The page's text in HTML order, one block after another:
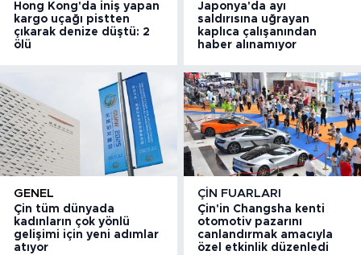
Hong Kong'da iniş yapan
kargo uçağı pistten
çıkarak denize düştü: 2
ölü
Japonya'da ayı
saldırısına uğrayan
kaplıca çalışanından
haber alınamıyor
GENEL
Çin tüm dünyada
kadınların çok yönlü
gelişimi için yeni adımlar
atıyor
ÇIN FUARLARI
Çin'in Changsha kenti
otomotiv pazarını
canlandırmak amacıyla
özel etkinlik düzenledi